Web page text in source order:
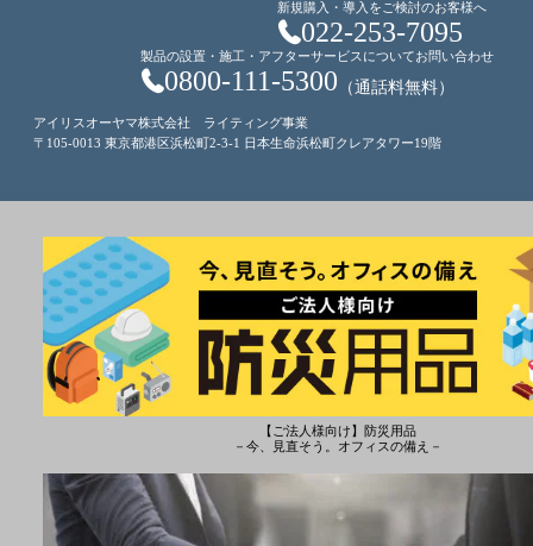
新規購入・導入をご検討のお客様へ
022-253-7095
製品の設置・施工・アフターサービスについてお問い合わせ
0800-111-5300 （通話料無料）
アイリスオーヤマ株式会社 ライティング事業
〒105-0013 東京都港区浜松町2-3-1 日本生命浜松町クレアタワー19階
【ご法人様向け】防災用品
－今、見直そう。オフィスの備え－